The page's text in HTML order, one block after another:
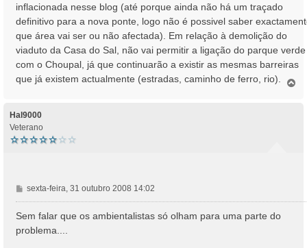
inflacionada nesse blog (até porque ainda não há um traçado
definitivo para a nova ponte, logo não é possivel saber
que área vai ser ou não afectada). Em relação à demolição do
viaduto da Casa do Sal, não vai permitir a ligação do parque verde
com o Choupal, já que continuarão a existir as mesmas barreiras
que já existem actualmente (estradas, caminho de ferro, rio).
Hal9000
Veterano
M
e
n
sexta-feira, 31 outubro 2008 14:02
Sem falar que os ambientalistas só olham para uma parte do
problema....